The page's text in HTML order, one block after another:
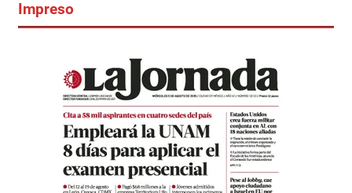
Impreso